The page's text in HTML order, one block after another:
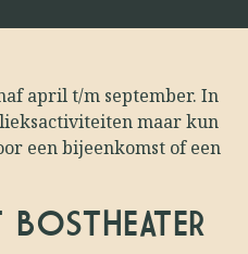
april t/m september. In
maar kun
een bijeenkomst of een
BOSTHEATER